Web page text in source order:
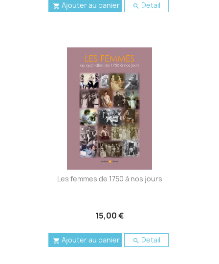
 Ajouter au panier  Detail
Les femmes de 1750 à nos jours
15,00 €
 Ajouter au panier  Detail